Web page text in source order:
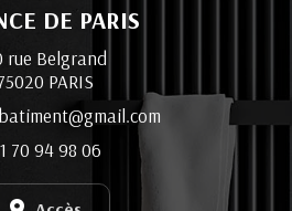
DE PARIS
rue Belgrand
PARIS
70 94 98 06